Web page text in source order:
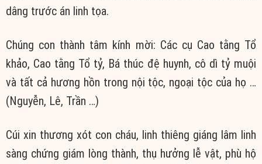
dâng trước án linh tọa.
Chúng con thành tâm kính mời: Các cụ Cao tằng Tổ
khảo, Cao tằng Tổ tỷ, Bá thúc đệ huynh, cô dì tỷ muội
và tất cả hương hồn trong nội tộc, ngoại tộc của họ …
(Nguyễn, Lê, Trần …)
Cúi xin thương xót con cháu, linh thiêng giáng lâm linh
sàng chứng giám lòng thành, thụ hưởng lễ vật, phù hộ